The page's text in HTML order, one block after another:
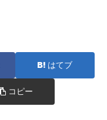
はてブ
コピー